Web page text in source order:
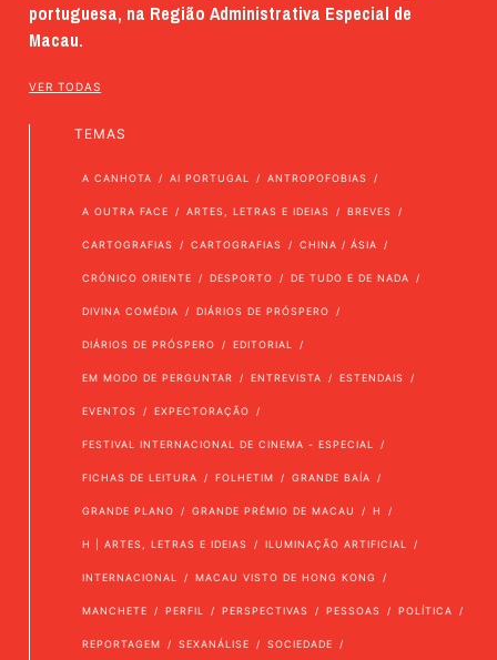
portuguesa, na Região Administrativa Especial de
Macau.
VER TODAS
TEMAS
A CANHOTA AI PORTUGAL ANTROPOFOBIAS
A OUTRA FACE ARTES, LETRAS E IDEIAS BREVES
CARTOGRAFIAS CARTOGRAFIAS CHINA / ÁSIA
CRÓNICO ORIENTE DESPORTO DE TUDO E DE NADA
DIVINA COMÉDIA DIÁRIOS DE PRÓSPERO
DIÁRIOS DE PRÓSPERO EDITORIAL
EM MODO DE PERGUNTAR ENTREVISTA ESTENDAIS
EVENTOS EXPECTORAÇÃO
FESTIVAL INTERNACIONAL DE CINEMA - ESPECIAL
FICHAS DE LEITURA FOLHETIM GRANDE BAÍA
GRANDE PLANO GRANDE PRÉMIO DE MACAU H
H | ARTES, LETRAS E IDEIAS ILUMINAÇÃO ARTIFICIAL
INTERNACIONAL MACAU VISTO DE HONG KONG
MANCHETE PERFIL PERSPECTIVAS PESSOAS POLÍTICA
REPORTAGEM SEXANÁLISE SOCIEDADE